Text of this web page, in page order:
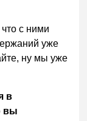
с ними
уже
ну мы уже
в
вы